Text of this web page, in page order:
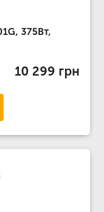
375Вт,
10 299 грн